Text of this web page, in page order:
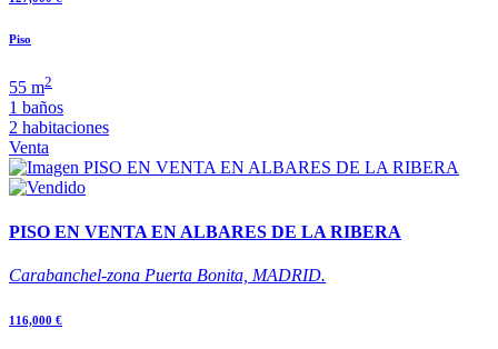
Piso
55 m2
1 baños
2 habitaciones
Venta
PISO EN VENTA EN ALBARES DE LA RIBERA
Carabanchel-zona Puerta Bonita, MADRID.
116,000 €